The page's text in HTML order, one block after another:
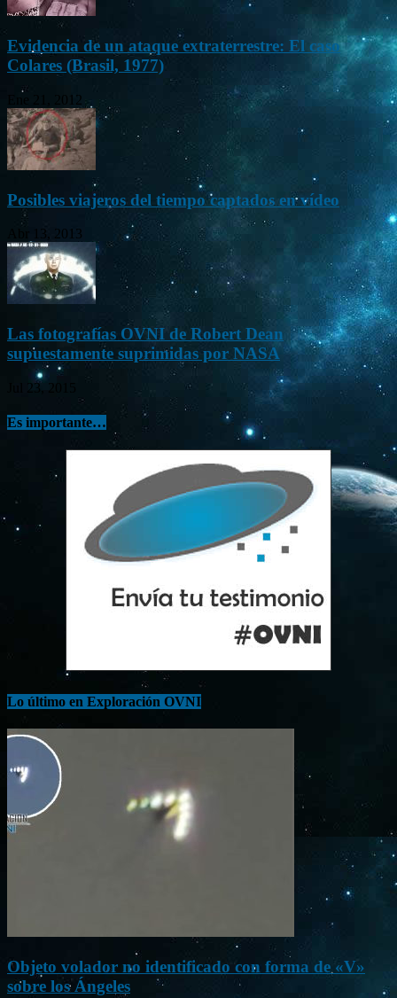
Evidencia de un ataque extraterrestre: El caso
Colares (Brasil, 1977)
Ene 21, 2012
Posibles viajeros del tiempo captados en vídeo
Abr 13, 2013
Las fotografías OVNI de Robert Dean
supuestamente suprimidas por NASA
Jul 23, 2015
Es importante…
Lo último en Exploración OVNI
Objeto volador no identificado con forma de «V»
sobre los Ángeles